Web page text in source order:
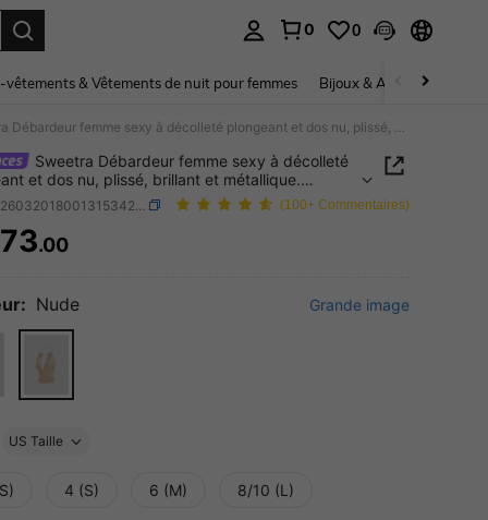
0 0
vêtements & Vêtements de nuit pour femmes Bijoux & Accessoires pour
Sweetra Débardeur femme sexy à décolleté plongeant et dos nu, plissé, brillant et métallique. Débardeur polyvalent et affinant pour soirée à la mode, printemps/été
Sweetra Débardeur femme sexy à décolleté
et dos nu, plissé, brillant et métallique.
polyvalent et affinant pour soirée à la mode,
été
(100+ Commentaires)
AND AVAILABILITY
.00
Nude Grande image
US Taille
4 (S) 6 (M) 8/10 (L)